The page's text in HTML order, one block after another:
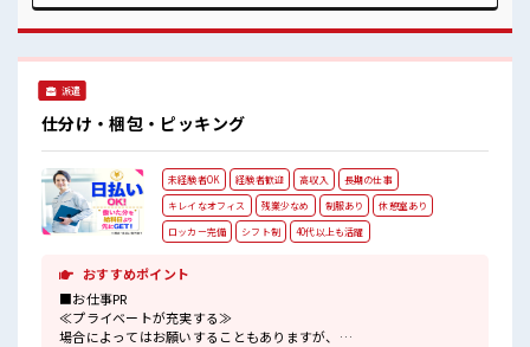
派遣
仕分け・梱包・ピッキング
未経験者OK 経験者歓迎 高収入
長期の仕事
キレイなオフィス
残業少なめ 制服あり
休憩室あり
ロッカー完備
シフト制 40代以上も活躍
おすすめポイント
■お仕事PR
≪プライベートが充実する≫
場合によってはお願いすることもありますが、